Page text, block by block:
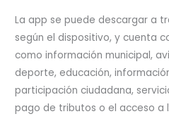
La app se puede descargar a
según el dispositivo, y cuenta
como información municipal,
deporte, educación,
participación ciudadana,
pago de tributos o el acceso a